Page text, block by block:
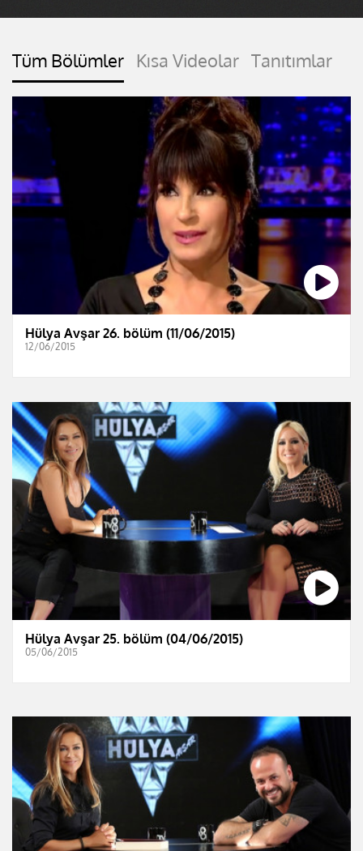
Tüm Bölümler Kısa Videolar Tanıtımlar
Hülya Avşar 26. bölüm (11/06/2015)
12/06/2015
Hülya Avşar 25. bölüm (04/06/2015)
05/06/2015